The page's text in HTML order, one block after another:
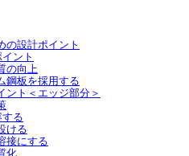
の設計ポイント
ント
の向上
鋼板を採用する
ント＜エッジ部分＞
る
ける
接にする
化